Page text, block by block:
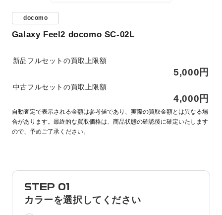
docomo
Galaxy Feel2 docomo SC-02L
新品フルセットの買取上限額
5,000円
中古フルセットの買取上限額
4,000円
自動査定で表示される金額は参考値であり、実際の買取金額とは異なる場
合があります。最終的な買取価格は、商品状態の確認後に確定いたします
ので、予めご了承ください。
STEP 01
カラーを選択してください